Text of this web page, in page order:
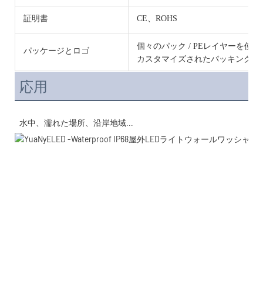
証明書 CE、ROHS
パッケージとロゴ
個々のパック / PEレイヤーを使
カスタマイズされたパッキング
応用